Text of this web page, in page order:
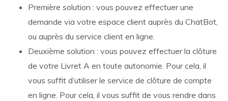
Première solution : vous pouvez effectuer une
demande via votre espace client auprès du ChatBot,
ou auprès du service client en ligne.
Deuxième solution : vous pouvez effectuer la clôture
de votre Livret A en toute autonomie. Pour cela, il
vous suffit d’utiliser le service de clôture de compte
en ligne. Pour cela, il vous suffit de vous rendre dans